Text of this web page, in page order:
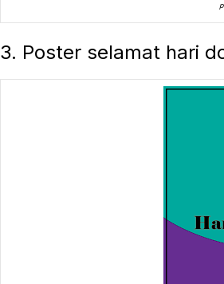
3. Poster selamat hari